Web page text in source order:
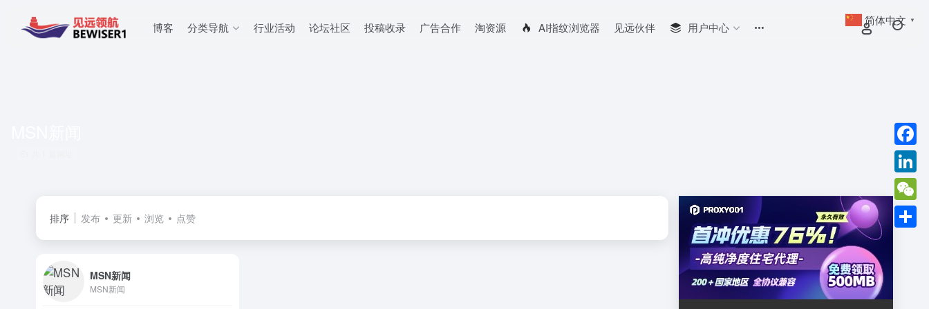
博客 分类导航 行业活动 论坛社区 投稿收录 广告合作 淘资源 AI指纹浏览器 见远伙伴 用户中心
排序 发布 更新 浏览 点赞
MSN新闻
MSN新闻
简体中文 ▼